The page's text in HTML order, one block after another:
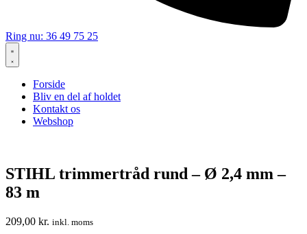
Ring nu: 36 49 75 25
Forside
Bliv en del af holdet
Kontakt os
Webshop
STIHL trimmertråd rund – Ø 2,4 mm –
83 m
209,00 kr. inkl. moms